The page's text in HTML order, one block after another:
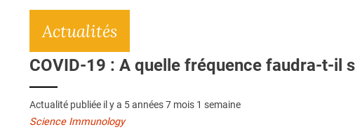
Actualités
COVID-19 : A quelle fréquence faudra-t-il
Actualité publiée il y a 5 années 7 mois 1 semaine
Science Immunology